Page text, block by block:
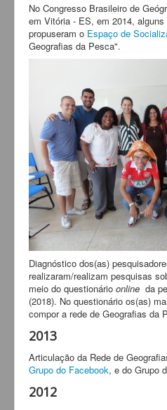
No Congresso Brasileiro de
em Vitória - ES, em 2014,
propuseram o Espaço de
Geografias da Pesca".
Diagnóstico dos(as)
realizaram/realizam pesquisas
meio do questionário online da
(2018). No questionário os(as)
compor a rede de Geografias da
2013
Articulação da Rede de
Grupo do Facebook, e do Grupo
2012